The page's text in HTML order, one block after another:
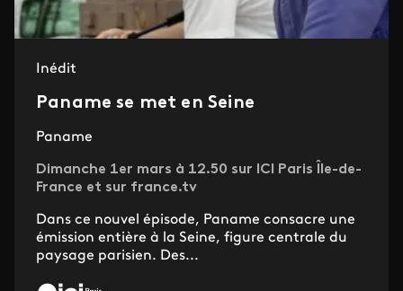
Inédit
Paname se met en Seine
Paname
Dimanche 1er mars à 12.50 sur ICI Paris Île-de-
France et sur france.tv
Dans ce nouvel épisode, Paname consacre une
émission entière à la Seine, figure centrale du
paysage parisien. Des...